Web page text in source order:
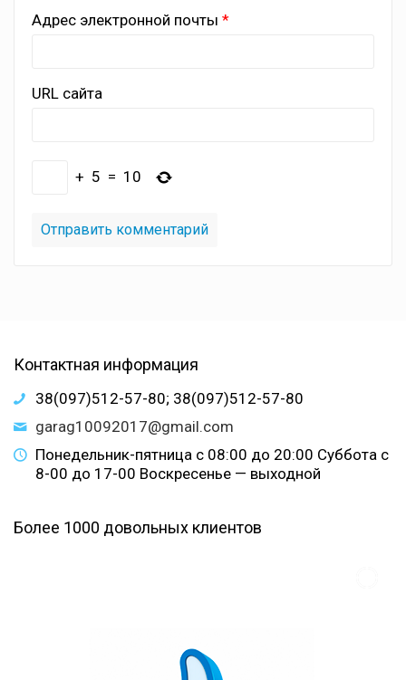
Адрес электронной почты
URL сайта
+ 5 = 10
Контактная информация
38(097)512-57-80; 38(097)512-57-80
garag10092017@gmail.com
Понедельник-пятница с 08:00 до 20:00 Суббота с
8-00 до 17-00 Воскресенье — выходной
Более 1000 довольных клиентов